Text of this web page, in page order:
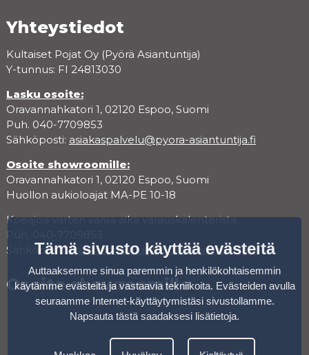
Yhteystiedot
Kultaiset Pojat Oy (Pyörä Asiantuntija)
Y-tunnus: FI 24813030
Lasku osoite:
Oravannahkatori 1, 02120 Espoo, Suomi
Puh. 040-7709853
Sähköposti: asiakaspalvelu@pyora-asiantuntija.fi
Osoite showroomille:
Oravannahkatori 1, 02120 Espoo, Suomi
Huollon aukioloajat MA-PE 10-18
Koeajoa varten varaa aika varauskalenterista.
Sähköposti:asiakaspalvelu@pyora-asiantuntija.fi
Osoite showroomille
Tämä sivusto käyttää evästeitä
Auttaaksemme sinua paremmin ja henkilökohtaisemmin
käytämme evästeitä ja vastaavia tekniikoita. Evästeiden avulla
seuraamme Internet-käyttäytymistäsi sivustollamme.
Napsauta tästä saadaksesi lisätietoja.